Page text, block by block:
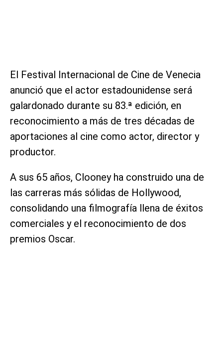
El Festival Internacional de Cine de Venecia
anunció que el actor estadounidense será
galardonado durante su 83.ª edición, en
reconocimiento a más de tres décadas de
aportaciones al cine como actor, director y
productor.
A sus 65 años, Clooney ha construido una de
las carreras más sólidas de Hollywood,
consolidando una filmografía llena de éxitos
comerciales y el reconocimiento de dos
premios Oscar.